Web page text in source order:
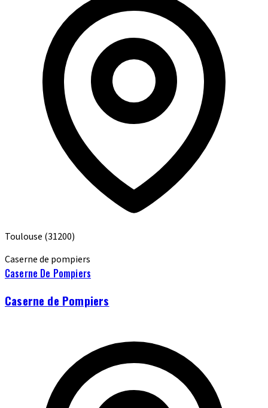
Toulouse (31200)
Caserne de pompiers
Caserne De Pompiers
Caserne de Pompiers